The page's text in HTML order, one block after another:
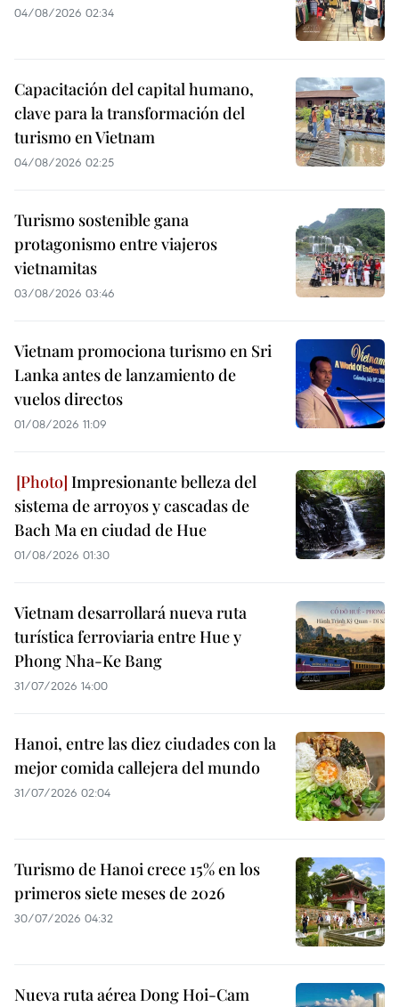
04/08/2026 02:34
Capacitación del capital humano,
clave para la transformación del
turismo en Vietnam
04/08/2026 02:25
Turismo sostenible gana
protagonismo entre viajeros
vietnamitas
03/08/2026 03:46
Vietnam promociona turismo en Sri
Lanka antes de lanzamiento de
vuelos directos
01/08/2026 11:09
Impresionante belleza del
sistema de arroyos y cascadas de
Bach Ma en ciudad de Hue
01/08/2026 01:30
Vietnam desarrollará nueva ruta
turística ferroviaria entre Hue y
Phong Nha-Ke Bang
31/07/2026 14:00
Hanoi, entre las diez ciudades con la
mejor comida callejera del mundo
31/07/2026 02:04
Turismo de Hanoi crece 15% en los
primeros siete meses de 2026
30/07/2026 04:32
Nueva ruta aérea Dong Hoi-Cam